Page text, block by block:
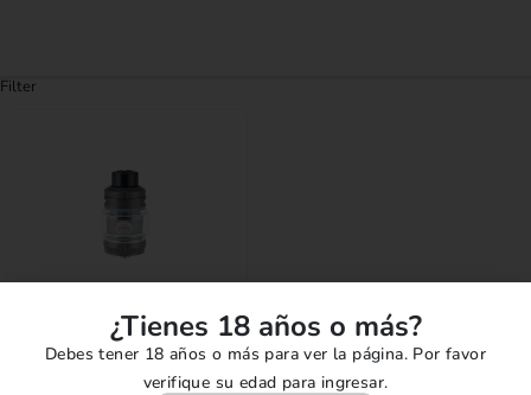
Filter
REPUESTOS
0out of 5
Tanque Geekvape Z
¿Tienes 18 años o más?
Debes tener 18 años o más para ver la página. Por favor
verifique su edad para ingresar.